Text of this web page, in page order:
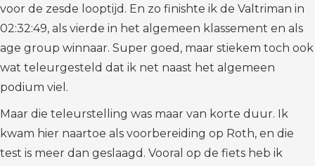
voor de zesde looptijd. En zo finishte ik de Valtriman in
02:32:49, als vierde in het algemeen klassement en als
age group winnaar. Super goed, maar stiekem toch ook
wat teleurgesteld dat ik net naast het algemeen
podium viel.
Maar die teleurstelling was maar van korte duur. Ik
kwam hier naartoe als voorbereiding op Roth, en die
test is meer dan geslaagd. Vooral op de fiets heb ik